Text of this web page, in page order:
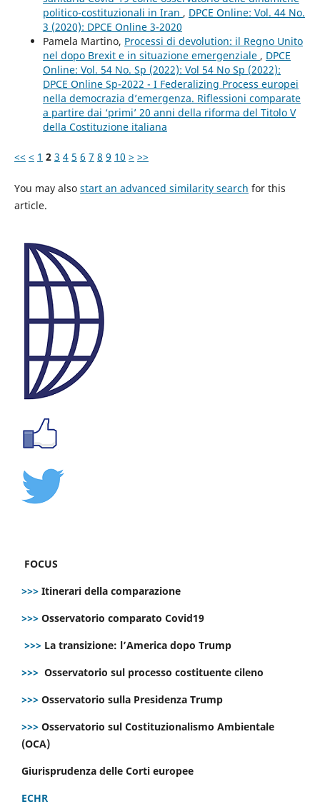
politico-costituzionali in Iran , DPCE Online: Vol. 44 No.
3 (2020): DPCE Online 3-2020
Pamela Martino, Processi di devolution: il Regno Unito
nel dopo Brexit e in situazione emergenziale , DPCE
Online: Vol. 54 No. Sp (2022): Vol 54 No Sp (2022):
DPCE Online Sp-2022 - I Federalizing Process europei
nella democrazia d’emergenza. Riflessioni comparate
a partire dai ‘primi’ 20 anni della riforma del Titolo V
della Costituzione italiana
<< < 1 2 3 4 5 6 7 8 9 10 > >>
You may also start an advanced similarity search for this
article.
FOCUS
>>> Itinerari della comparazione
>>> Osservatorio comparato Covid19
>>> La transizione: l’America dopo Trump
>>> Osservatorio sul processo costituente cileno
>>> Osservatorio sulla Presidenza Trump
>>> Osservatorio sul Costituzionalismo Ambientale
(OCA)
Giurisprudenza delle Corti europee
ECHR